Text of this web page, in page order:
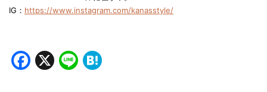
IG： https://www.instagram.com/kanasstyle/
Facebook
X Line